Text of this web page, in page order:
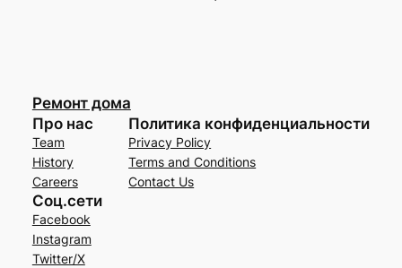
Ремонт дома
Про нас
Team
History
Careers
Политика конфиденциальности
Privacy Policy
Terms and Conditions
Contact Us
Соц.сети
Facebook
Instagram
Twitter/X